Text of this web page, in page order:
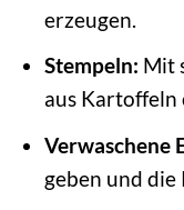
erzeugen.
Stempeln: Mit
aus Kartoffeln
Verwaschene
geben und die